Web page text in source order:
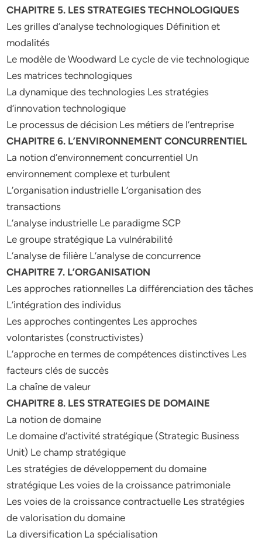
CHAPITRE 5. LES STRATEGIES TECHNOLOGIQUES
Les grilles d’analyse technologiques Définition et
modalités
Le modèle de Woodward Le cycle de vie technologique
Les matrices technologiques
La dynamique des technologies Les stratégies
d’innovation technologique
Le processus de décision Les métiers de l’entreprise
CHAPITRE 6. L’ENVIRONNEMENT CONCURRENTIEL
La notion d’environnement concurrentiel Un
environnement complexe et turbulent
L’organisation industrielle L’organisation des
transactions
L’analyse industrielle Le paradigme SCP
Le groupe stratégique La vulnérabilité
L’analyse de filière L’analyse de concurrence
CHAPITRE 7. L’ORGANISATION
Les approches rationnelles La différenciation des tâches
L’intégration des individus
Les approches contingentes Les approches
volontaristes (constructivistes)
L’approche en termes de compétences distinctives Les
facteurs clés de succès
La chaîne de valeur
CHAPITRE 8. LES STRATEGIES DE DOMAINE
La notion de domaine
Le domaine d’activité stratégique (Strategic Business
Unit) Le champ stratégique
Les stratégies de développement du domaine
stratégique Les voies de la croissance patrimoniale
Les voies de la croissance contractuelle Les stratégies
de valorisation du domaine
La diversification La spécialisation